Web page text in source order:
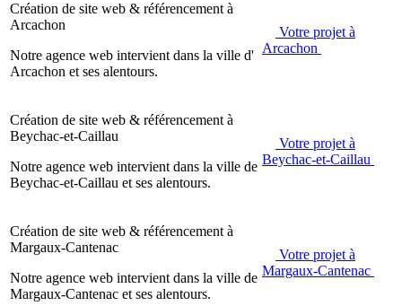
Création de site web & référencement à
Arcachon
Notre agence web intervient dans la ville d'
Arcachon et ses alentours.
Votre projet à
Arcachon
Création de site web & référencement à
Beychac-et-Caillau
Notre agence web intervient dans la ville de
Beychac-et-Caillau et ses alentours.
Votre projet à
Beychac-et-Caillau
Création de site web & référencement à
Margaux-Cantenac
Notre agence web intervient dans la ville de
Margaux-Cantenac et ses alentours.
Votre projet à
Margaux-Cantenac